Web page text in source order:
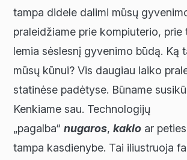
tampa didele dalimi mūsų
praleidžiame prie kompiuterio, prie
lemia sėslesnį gyvenimo būdą. Ką
mūsų kūnui? Vis daugiau laiko
statinėse padėtyse. Būname
Kenkiame sau. Technologijų
„pagalba“nugaros,kaklo ar
tampa kasdienybe. Tai iliustruoja